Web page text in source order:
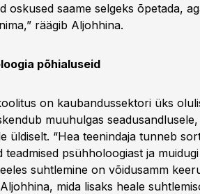
oskused saame selgeks õpetada,
räägib Aljohhina.
põhialuseid
on kaubandussektori üks
muuhulgas
üldiselt. “Hea teenindaja tunneb
psühholoogiast ja muidugi
suhtlemine on võidusamm
mida lisaks heale